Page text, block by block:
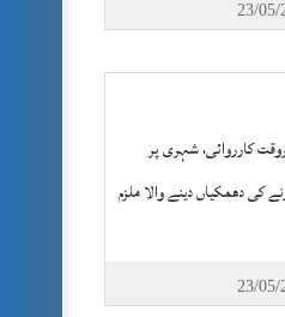
23/05/
کارروائی، شہری پر
کی دھمکیاں دینے والا ملزم
23/05/